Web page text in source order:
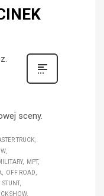
sceny.
TRUCK
MPT
OFF ROAD
STUNT
SHOW